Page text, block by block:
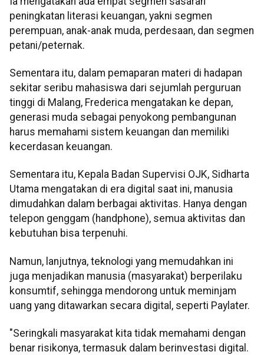
peningkatan literasi keuangan, yakni segmen
perempuan, anak-anak muda, perdesaan, dan segmen
petani/peternak.
Sementara itu, dalam pemaparan materi di hadapan
sekitar seribu mahasiswa dari sejumlah perguruan
tinggi di Malang, Frederica mengatakan ke depan,
generasi muda sebagai penyokong pembangunan
harus memahami sistem keuangan dan memiliki
kecerdasan keuangan.
Sementara itu, Kepala Badan Supervisi OJK, Sidharta
Utama mengatakan di era digital saat ini, manusia
dimudahkan dalam berbagai aktivitas. Hanya dengan
telepon genggam (handphone), semua aktivitas dan
kebutuhan bisa terpenuhi.
Namun, lanjutnya, teknologi yang memudahkan ini
juga menjadikan manusia (masyarakat) berperilaku
konsumtif, sehingga mendorong untuk meminjam
uang yang ditawarkan secara digital, seperti Paylater.
"Seringkali masyarakat kita tidak memahami dengan
benar risikonya, termasuk dalam berinvestasi digital.